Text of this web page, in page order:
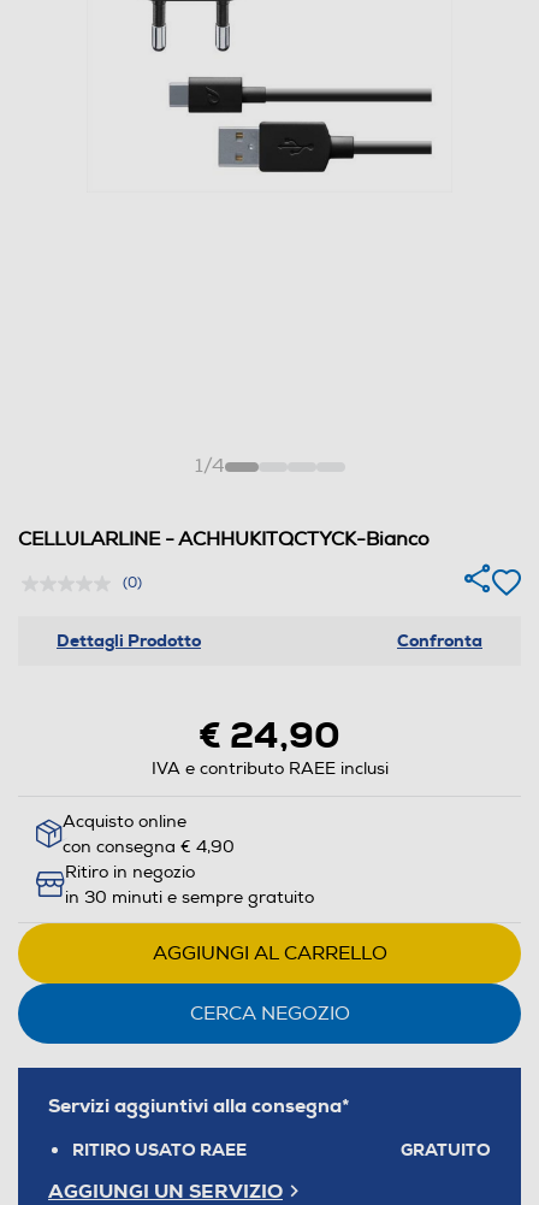
1/4
CELLULARLINE - ACHHUKITQCTYCK-Bianco
(0)
Dettagli Prodotto Confronta
€ 24,90
IVA e contributo RAEE inclusi
Acquisto online
con consegna € 4,90
Ritiro in negozio
in 30 minuti e sempre gratuito
AGGIUNGI AL CARRELLO
CERCA NEGOZIO
Servizi aggiuntivi alla consegna*
RITIRO USATO RAEE GRATUITO
AGGIUNGI UN SERVIZIO